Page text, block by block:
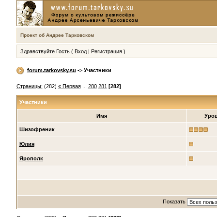
Проект об Андрее Тарковском
Здравствуйте Гость ( Вход| Регистрация)
forum.tarkovsky.su -> Участники
Страницы: (282) « Первая... 280 281 [282]
Участники
Имя
Шизофреник
Юлия
Ярополк
Показать